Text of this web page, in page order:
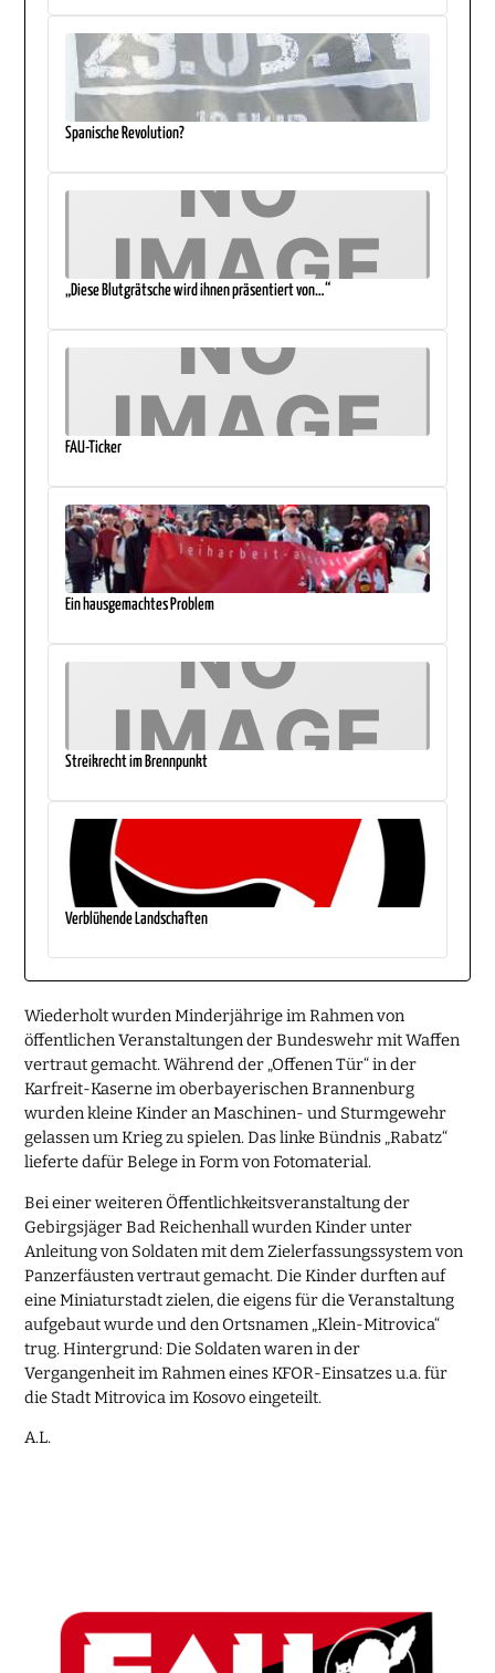
Spanische Revolution?
„Diese Blutgrätsche wird ihnen präsentiert von…“
FAU-Ticker
Ein hausgemachtes Problem
Streikrecht im Brennpunkt
Verblühende Landschaften
Wiederholt wurden Minderjährige im Rahmen von
öffentlichen Veranstaltungen der Bundeswehr mit Waffen
vertraut gemacht. Während der „Offenen Tür“ in der
Karfreit-Kaserne im oberbayerischen Brannenburg
wurden kleine Kinder an Maschinen- und Sturmgewehr
gelassen um Krieg zu spielen. Das linke Bündnis „Rabatz“
lieferte dafür Belege in Form von Fotomaterial.
Bei einer weiteren Öffentlichkeitsveranstaltung der
Gebirgsjäger Bad Reichenhall wurden Kinder unter
Anleitung von Soldaten mit dem Zielerfassungssystem von
Panzerfäusten vertraut gemacht. Die Kinder durften auf
eine Miniaturstadt zielen, die eigens für die Veranstaltung
aufgebaut wurde und den Ortsnamen „Klein-Mitrovica“
trug. Hintergrund: Die Soldaten waren in der
Vergangenheit im Rahmen eines KFOR-Einsatzes u.a. für
die Stadt Mitrovica im Kosovo eingeteilt.
A.L.